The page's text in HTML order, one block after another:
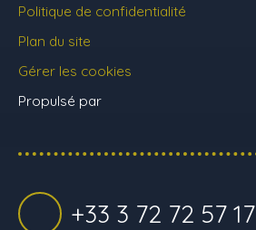
Politique de confidentialité
Plan du site
Gérer les cookies
Propulsé par
+33 3 72 72 57 17